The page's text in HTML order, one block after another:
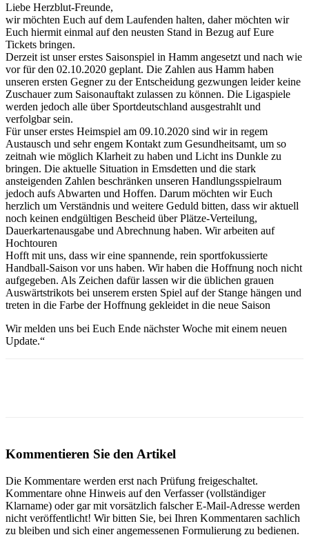
Liebe Herzblut-Freunde,
wir möchten Euch auf dem Laufenden halten, daher möchten wir
Euch hiermit einmal auf den neusten Stand in Bezug auf Eure
Tickets bringen.
Derzeit ist unser erstes Saisonspiel in Hamm angesetzt und nach wie
vor für den 02.10.2020 geplant. Die Zahlen aus Hamm haben
unseren ersten Gegner zu der Entscheidung gezwungen leider keine
Zuschauer zum Saisonauftakt zulassen zu können. Die Ligaspiele
werden jedoch alle über Sportdeutschland ausgestrahlt und
verfolgbar sein.
Für unser erstes Heimspiel am 09.10.2020 sind wir in regem
Austausch und sehr engem Kontakt zum Gesundheitsamt, um so
zeitnah wie möglich Klarheit zu haben und Licht ins Dunkle zu
bringen. Die aktuelle Situation in Emsdetten und die stark
ansteigenden Zahlen beschränken unseren Handlungsspielraum
jedoch aufs Abwarten und Hoffen. Darum möchten wir Euch
herzlich um Verständnis und weitere Geduld bitten, dass wir aktuell
noch keinen endgültigen Bescheid über Plätze-Verteilung,
Dauerkartenausgabe und Abrechnung haben. Wir arbeiten auf
Hochtouren
Hofft mit uns, dass wir eine spannende, rein sportfokussierte
Handball-Saison vor uns haben. Wir haben die Hoffnung noch nicht
aufgegeben. Als Zeichen dafür lassen wir die üblichen grauen
Auswärtstrikots bei unserem ersten Spiel auf der Stange hängen und
treten in die Farbe der Hoffnung gekleidet in die neue Saison
Wir melden uns bei Euch Ende nächster Woche mit einem neuen
Update.“
Kommentieren Sie den Artikel
Die Kommentare werden erst nach Prüfung freigeschaltet.
Kommentare ohne Hinweis auf den Verfasser (vollständiger
Klarname) oder gar mit vorsätzlich falscher E-Mail-Adresse werden
nicht veröffentlicht! Wir bitten Sie, bei Ihren Kommentaren sachlich
zu bleiben und sich einer angemessenen Formulierung zu bedienen.